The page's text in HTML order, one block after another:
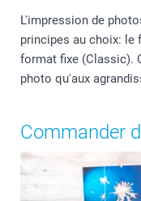
L'impression de
principes au choix: le
format fixe (Classic).
photo qu'aux
Commander